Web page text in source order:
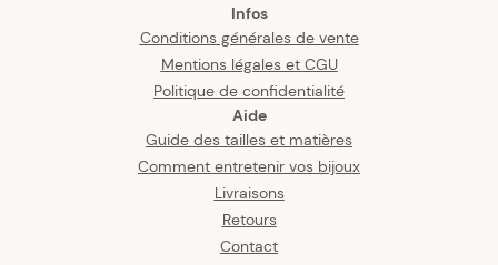
Infos
Conditions générales de vente
Mentions légales et CGU
Politique de confidentialité
Aide
Guide des tailles et matières
Comment entretenir vos bijoux
Livraisons
Retours
Contact